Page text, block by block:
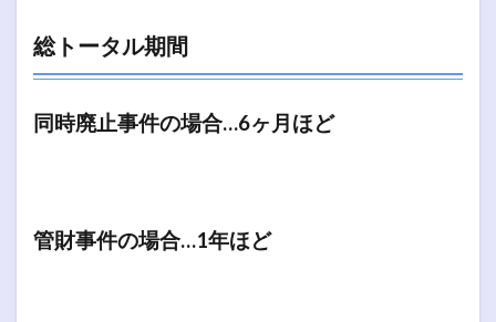
総トータル期間
同時廃止事件の場合…6ヶ月ほど
管財事件の場合…1年ほど